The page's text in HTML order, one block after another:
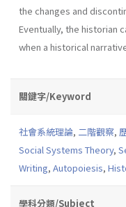
the changes and
Eventually, the historian
when a historical
關鍵字/Keyword
社會系統理論, 二階觀察,
Social Systems Theory,
Writing, Autopoiesis,
學科分類/Subject